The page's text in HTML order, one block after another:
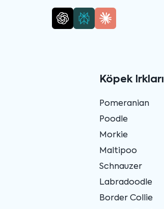
Köpek Irkları
Pomeranian
Poodle
Morkie
Maltipoo
Schnauzer
Labradoodle
Border Collie